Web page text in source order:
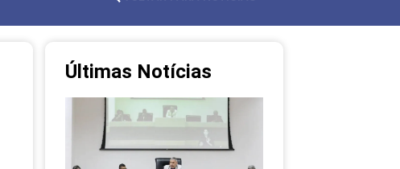
Últimas Notícias